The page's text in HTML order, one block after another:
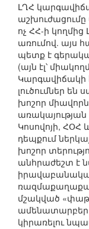
ԼՂՀ
ոչ ՀՀ-ի
առումով. այս
պետք է
(այն էլ՝
Կարգավիճակի
լուծումներ
խոշոր
Կոսովոյի, ՀՕՀ
դեպքում
խոշոր
անհրաժեշտ է
մշակված
ամենատարբեր
կիրառելու